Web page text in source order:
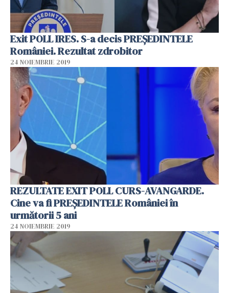
Exit POLL IRES. S-a decis PREȘEDINTELE
României. Rezultat zdrobitor
24 NOIEMBRIE 2019
REZULTATE EXIT POLL CURS-AVANGARDE.
Cine va fi PREȘEDINTELE României în
următorii 5 ani
24 NOIEMBRIE 2019